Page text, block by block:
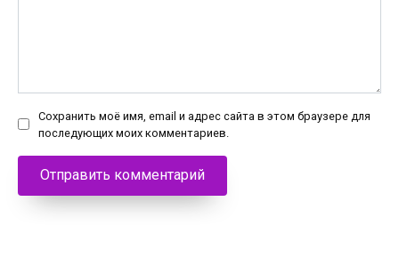
Сохранить моё имя, email и адрес сайта в этом браузере для
последующих моих комментариев.